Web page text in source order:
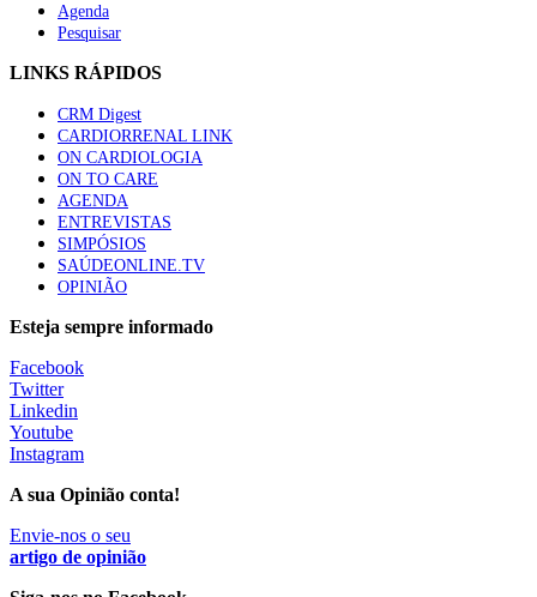
Agenda
Pesquisar
LINKS RÁPIDOS
CRM Digest
CARDIORRENAL LINK
ON CARDIOLOGIA
ON TO CARE
AGENDA
ENTREVISTAS
SIMPÓSIOS
SAÚDEONLINE.TV
OPINIÃO
Esteja sempre informado
Facebook
Twitter
Linkedin
Youtube
Instagram
A sua Opinião conta!
Envie-nos o seu
artigo de opinião